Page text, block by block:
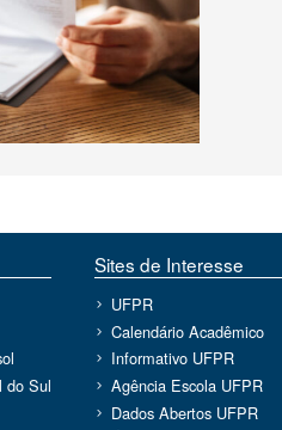
do Sul
Sites de Interesse
UFPR
Calendário Acadêmico
Informativo UFPR
Agência Escola UFPR
Dados Abertos UFPR